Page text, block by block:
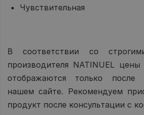
Чувствительная
В соответствии со
производителя NATINUEL цены
отображаются только после
нашем сайте. Рекомендуем
продукт после консультации с